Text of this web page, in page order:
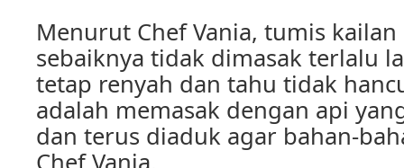
Menurut Chef Vania, tumis
sebaiknya tidak dimasak terlalu
tetap renyah dan tahu tidak
adalah memasak dengan api
dan terus diaduk agar bahan-
Chef Vania.